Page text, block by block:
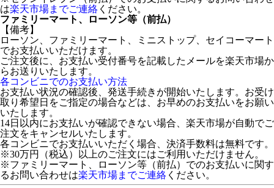
は楽天市場までご連絡 ください。
ファミリーマート、ローソン等（前払）
【備考】
ローソン、ファミリーマート、ミニストップ、セイコーマート
でお支払いいただけます。
ご注文後に、お支払い受付番号を記載したメールを楽天市場か
らお送りいたします。
各コンビニでのお支払い方法
お支払い状況の確認後、発送手続きが開始いたします。お受け
取り希望日をご指定の場合などは、お早めのお支払いをお願い
いたします。
14日以内にお支払いが確認できない場合、楽天市場が自動でご
注文をキャンセルいたします。
各コンビニでお支払いいただく場合、決済手数料は無料です。
※30万円（税込）以上のご注文にはご利用いただけません。
※ファミリーマート、ローソン等（前払）でのお支払いに関す
るお問い合わせは楽天市場までご連絡 ください。